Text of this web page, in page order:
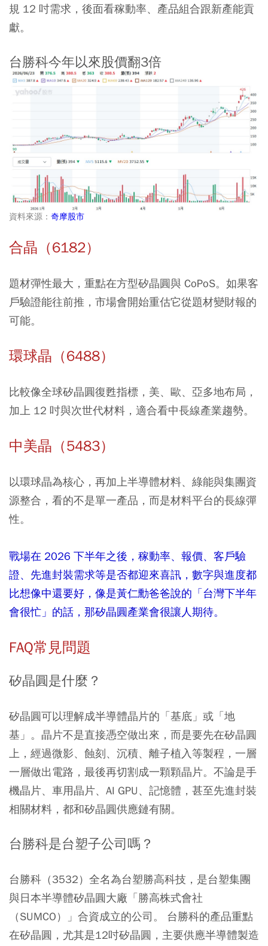
規 12 吋需求，後面看稼動率、產品組合跟新產能貢
獻。
台勝科今年以來股價翻3倍
資料來源： 奇摩股市
合晶（6182）
題材彈性最大，重點在方型矽晶圓與 CoPoS。如果客
戶驗證能往前推，市場會開始重估它從題材變財報的
可能。
環球晶（6488）
比較像全球矽晶圓復甦指標，美、歐、亞多地布局，
加上 12 吋與次世代材料，適合看中長線產業趨勢。
中美晶（5483）
以環球晶為核心，再加上半導體材料、綠能與集團資
源整合，看的不是單一產品，而是材料平台的長線彈
性。
戰場在 2026 下半年之後，稼動率、報價、客戶驗
證、先進封裝需求等是否都迎來喜訊，數字與進度都
比想像中還要好，像是黃仁勳爸爸說的「台灣下半年
會很忙」的話，那矽晶圓產業會很讓人期待。
FAQ常見問題
矽晶圓是什麼？
矽晶圓可以理解成半導體晶片的「基底」或「地
基」。晶片不是直接憑空做出來，而是要先在矽晶圓
上，經過微影、蝕刻、沉積、離子植入等製程，一層
一層做出電路，最後再切割成一顆顆晶片。不論是手
機晶片、車用晶片、AI GPU、記憶體，甚至先進封裝
相關材料，都和矽晶圓供應鏈有關。
台勝科是台塑子公司嗎？
台勝科（3532）全名為台塑勝高科技，是台塑集團
與日本半導體矽晶圓大廠「勝高株式會社
（SUMCO）」合資成立的公司。 台勝科的產品重點
在矽晶圓，尤其是12吋矽晶圓，主要供應半導體製造